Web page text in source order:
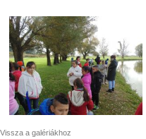
Vissza a galériákhoz